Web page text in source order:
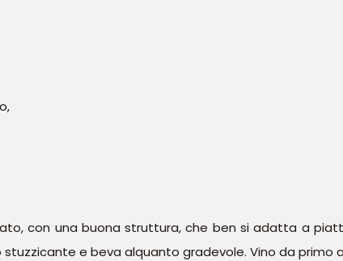
con una buona struttura, che ben si adatta a
stuzzicante e beva alquanto gradevole. Vino da